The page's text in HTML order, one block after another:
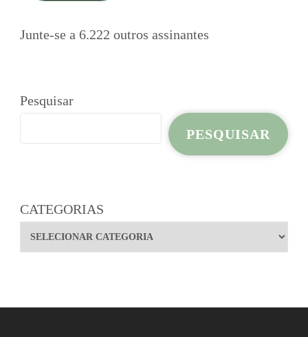
Junte-se a 6.222 outros assinantes
Pesquisar
PESQUISAR
CATEGORIAS